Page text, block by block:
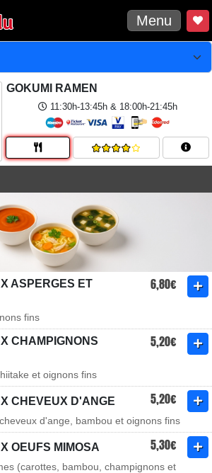
Menu
GOKUMI RAMEN
11:30h-13:45h & 18:00h-21:45h
ASPERGES ET
6,80€
fins
CHAMPIGNONS
5,20€
et oignons fins
CHEVEUX D'ANGE 5,20€
d'ange, bambou et oignons fins
OEUFS MIMOSA 5,30€
(carottes, bambou, champignons et